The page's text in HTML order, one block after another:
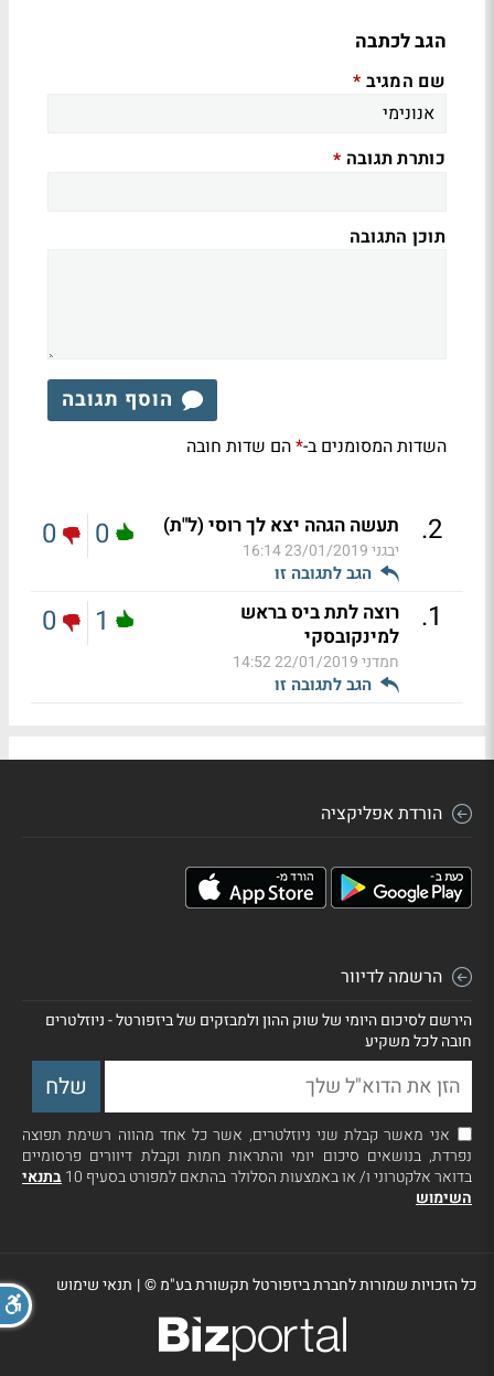
הגב לכתבה
שם המגיב *
כותרת תגובה *
תוכן התגובה
הוסף תגובה
השדות המסומנים ב-*הם שדות חובה
2
. תעשה הגהה יצא לך רוסי (ל"ת)
יבגני23/01/2019 16:14
הגב לתגובה זו
0
0
1
.
רוצה לתת ביס בראש
למינקובסקי
חמדני22/01/2019 14:52
הגב לתגובה זו
1
0
הורדת אפליקציה
הרשמה לדיוור
הירשם לסיכום היומי של שוק ההון ולמבזקים של ביזפורטל - ניוזלטרים
חובה לכל משקיע
אני מאשר קבלת שני ניוזלטרים, אשר כל אחד מהווה רשימת תפוצה
נפרדת, בנושאים סיכום יומי והתראות חמות וקבלת דיוורים פרסומיים
בדואר אלקטרוני ו/ או באמצעות הסלולר בהתאם למפורט בסעיף 10
בתנאי
השימוש
כל הזכויות שמורות לחברת ביזפורטל תקשורת בע"מ ©| תנאי שימוש